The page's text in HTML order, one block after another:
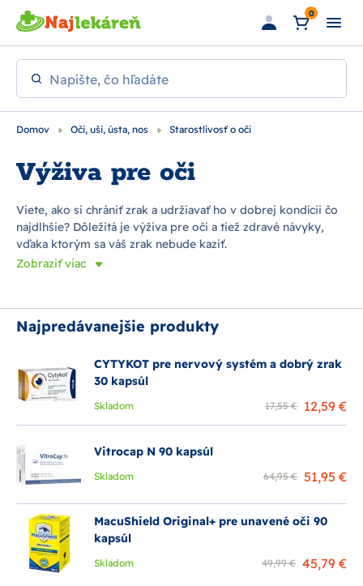
Preskočiť na hlavný obsah 0
Napíšte, čo hľadáte
Domov Oči, uši, ústa, nos Starostlivosť o oči
Výživa pre oči
Viete, ako si chrániť zrak a udržiavať ho v dobrej kondícii čo
najdlhšie? Dôležitá je výživa pre oči a tiež zdravé návyky,
vďaka ktorým sa váš zrak nebude kaziť.
Zobraziť viac
Najpredávanejšie produkty
CYTYKOT pre nervový systém a dobrý zrak
30 kapsúl
Skladom 17,55 € 12,59 €
Vitrocap N 90 kapsúl
Skladom 64,95 € 51,95 €
MacuShield Original+ pre unavené oči 90
kapsúl
Skladom 49,99 € 45,79 €